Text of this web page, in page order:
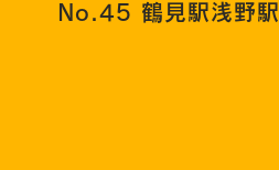
No.45 鶴見駅浅野駅